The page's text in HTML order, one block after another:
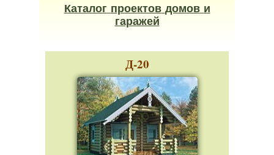
Каталог проектов домов и
гаражей
Д-20